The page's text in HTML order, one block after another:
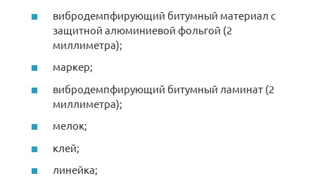
вибродемпфирующий битумный материал с
защитной алюминиевой фольгой (2
миллиметра);
маркер;
вибродемпфирующий битумный ламинат (2
миллиметра);
мелок;
клей;
линейка;